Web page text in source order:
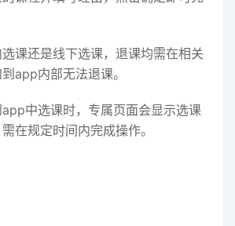
课还是线下选课，退课均需在相关
app内部无法退课。
中选课时，专属页面会显示选课
在规定时间内完成操作。